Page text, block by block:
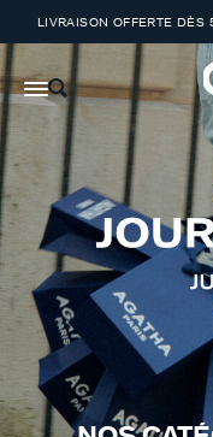
LIVRAISON OFFERTE